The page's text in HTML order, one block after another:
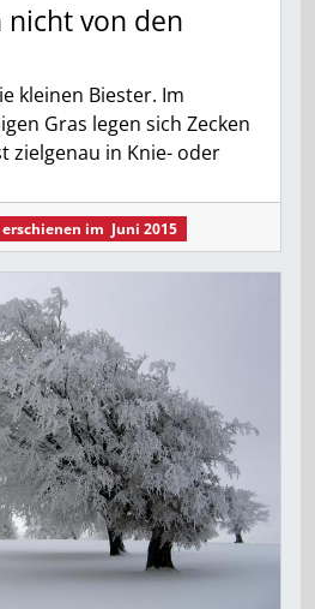
nicht von den
kleinen Biester. Im
Gras legen sich Zecken
zielgenau in Knie- oder
erschienen im Juni 2015